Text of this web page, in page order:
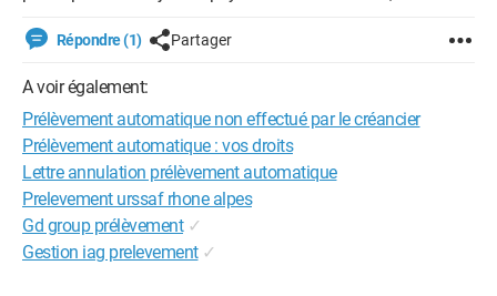
Répondre (1) Partager
A voir également:
Prélèvement automatique non effectué par le créancier
Prélèvement automatique : vos droits
Lettre annulation prélèvement automatique
Prelevement urssaf rhone alpes
Gd group prélèvement ✓
Gestion iag prelevement ✓